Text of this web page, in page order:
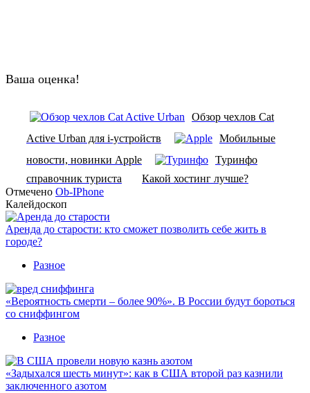
Ваша оценка!
Обзор чехлов Cat
Active Urban для i-устройств
Мобильные
новости, новинки Apple
Туринфо
справочник туриста
Какой хостинг лучше?
Отмечено Ob-IPhone
Калейдоскоп
Аренда до старости: кто сможет позволить себе жить в
городе?
Разное
«Вероятность смерти – более 90%». В России будут бороться
со сниффингом
Разное
«Задыхался шесть минут»: как в США второй раз казнили
заключенного азотом